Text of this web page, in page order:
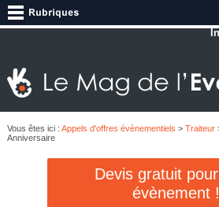
Vous êtes ici : Appels d'offres évènementiels > Traiteur
Anniversaire
Devis gratuit
évènement !